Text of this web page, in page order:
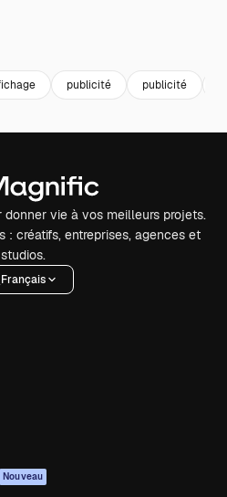
publicité publicité
vie à vos meilleurs projets.
: créatifs, entreprises, agences et
studios.
Français
Nouveau